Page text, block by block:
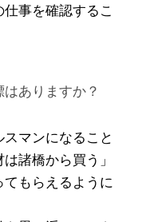
事を確認するこ
ありますか？
マンになること
諸橋から買う」
もらえるように